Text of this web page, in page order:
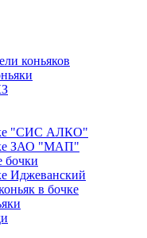
коньяков
"СИС АЛКО"
ЗАО "МАП"
бочки
Иджеванский
в бочке